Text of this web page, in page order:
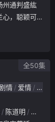
心，聪颖可
嫡母及其爪
托，收敛锋
剧情 爱情
传记
陈道明 李楠
全50集